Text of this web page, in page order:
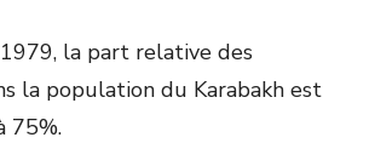
la part relative des
la population du Karabakh est
75%.